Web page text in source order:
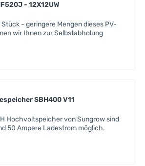
- 12X12UW
Stück - geringere Mengen dieses PV-
wir Ihnen zur Selbstabholung
SBH400 V11
Hochvoltspeicher von Sungrow sind
50 Ampere Ladestrom möglich.